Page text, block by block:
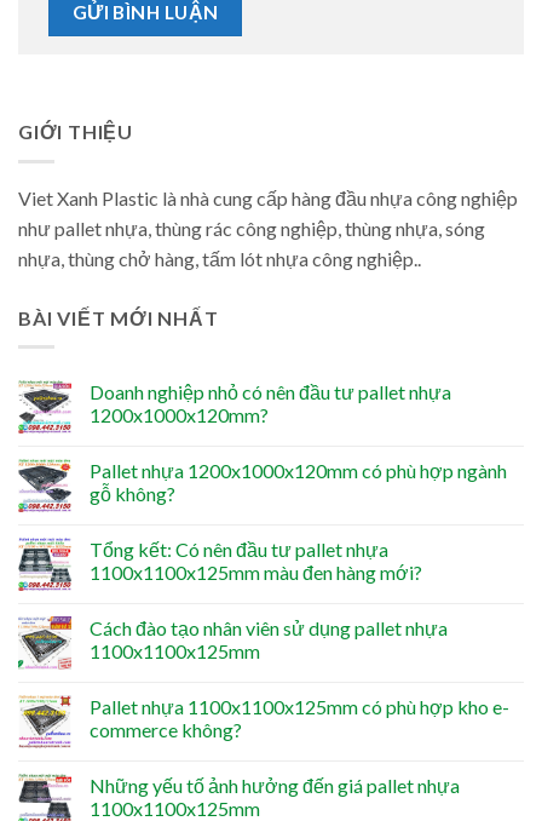
GIỚI THIỆU
Viet Xanh Plastic là nhà cung cấp hàng đầu nhựa công nghiệp
như pallet nhựa, thùng rác công nghiệp, thùng nhựa, sóng
nhựa, thùng chở hàng, tấm lót nhựa công nghiệp..
BÀI VIẾT MỚI NHẤT
Doanh nghiệp nhỏ có nên đầu tư pallet nhựa
1200x1000x120mm?
Pallet nhựa 1200x1000x120mm có phù hợp ngành
gỗ không?
Tổng kết: Có nên đầu tư pallet nhựa
1100x1100x125mm màu đen hàng mới?
Cách đào tạo nhân viên sử dụng pallet nhựa
1100x1100x125mm
Pallet nhựa 1100x1100x125mm có phù hợp kho e-
commerce không?
Những yếu tố ảnh hưởng đến giá pallet nhựa
1100x1100x125mm